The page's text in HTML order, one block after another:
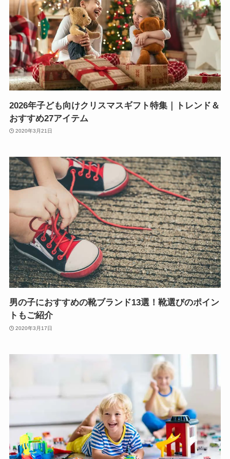
2026年子ども向けクリスマスギフト特集｜トレンド＆
おすすめ27アイテム
2020年3月21日
男の子におすすめの靴ブランド13選！靴選びのポイン
トもご紹介
2020年3月17日